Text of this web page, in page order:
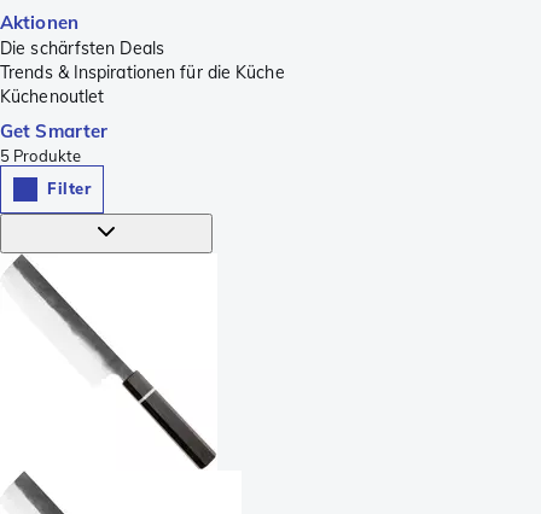
Aktionen
Die schärfsten Deals
Trends & Inspirationen für die Küche
Küchenoutlet
Get Smarter
5 Produkte
Filter